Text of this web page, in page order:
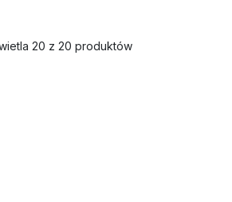
20 z 20 produktów